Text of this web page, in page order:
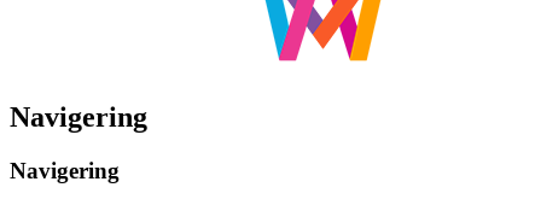
Navigering
Navigering